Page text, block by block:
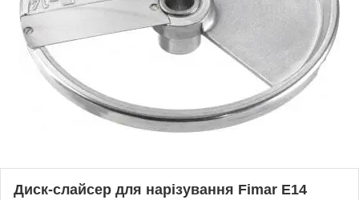
Диск-слайсер для нарізування Fimar E14